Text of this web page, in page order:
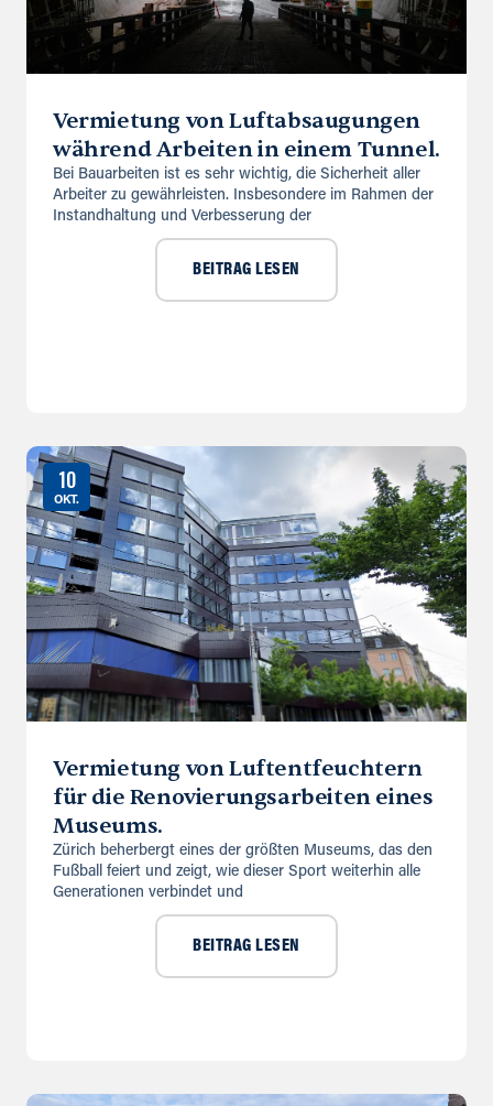
Vermietung von Luftabsaugungen
während Arbeiten in einem Tunnel.
Bei Bauarbeiten ist es sehr wichtig, die Sicherheit aller
Arbeiter zu gewährleisten. Insbesondere im Rahmen der
Instandhaltung und Verbesserung der
BEITRAG LESEN
10
OKT.
Vermietung von Luftentfeuchtern
für die Renovierungsarbeiten eines
Museums.
Zürich beherbergt eines der größten Museums, das den
Fußball feiert und zeigt, wie dieser Sport weiterhin alle
Generationen verbindet und
BEITRAG LESEN